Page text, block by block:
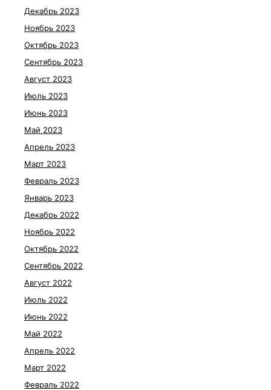
Декабрь 2023
Ноябрь 2023
Октябрь 2023
Сентябрь 2023
Август 2023
Июль 2023
Июнь 2023
Май 2023
Апрель 2023
Март 2023
Февраль 2023
Январь 2023
Декабрь 2022
Ноябрь 2022
Октябрь 2022
Сентябрь 2022
Август 2022
Июль 2022
Июнь 2022
Май 2022
Апрель 2022
Март 2022
Февраль 2022